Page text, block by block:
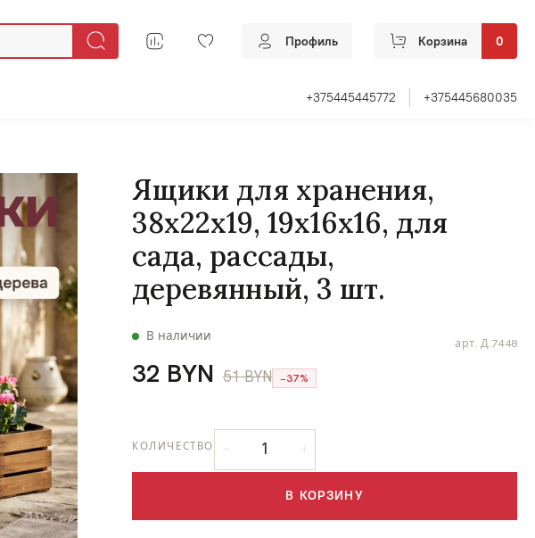
Профиль Корзина 0
+375445445772 +375445680035
арт. Д.7448
В наличии
Ящики для хранения,
38х22х19, 19х16х16, для
сада, рассады,
деревянный, 3 шт.
32 BYN 51 BYN −37%
КОЛИЧЕСТВО
В КОРЗИНУ